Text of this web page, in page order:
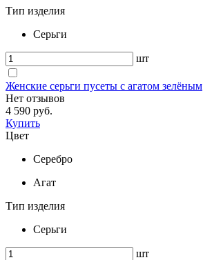
Тип изделия
Серьги
шт
Женские серьги пусеты с агатом зелёным
Нет отзывов
4 590 руб.
Купить
Цвет
Серебро
Агат
Тип изделия
Серьги
шт